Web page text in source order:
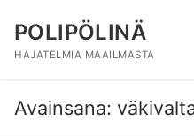
sisältöön
POLIPÖLINÄ
HAJATELMIA MAAILMASTA
Avainsana: